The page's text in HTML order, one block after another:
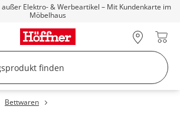
außer Elektro- & Werbeartikel – Mit Kundenkarte im
Möbelhaus
Bettwaren